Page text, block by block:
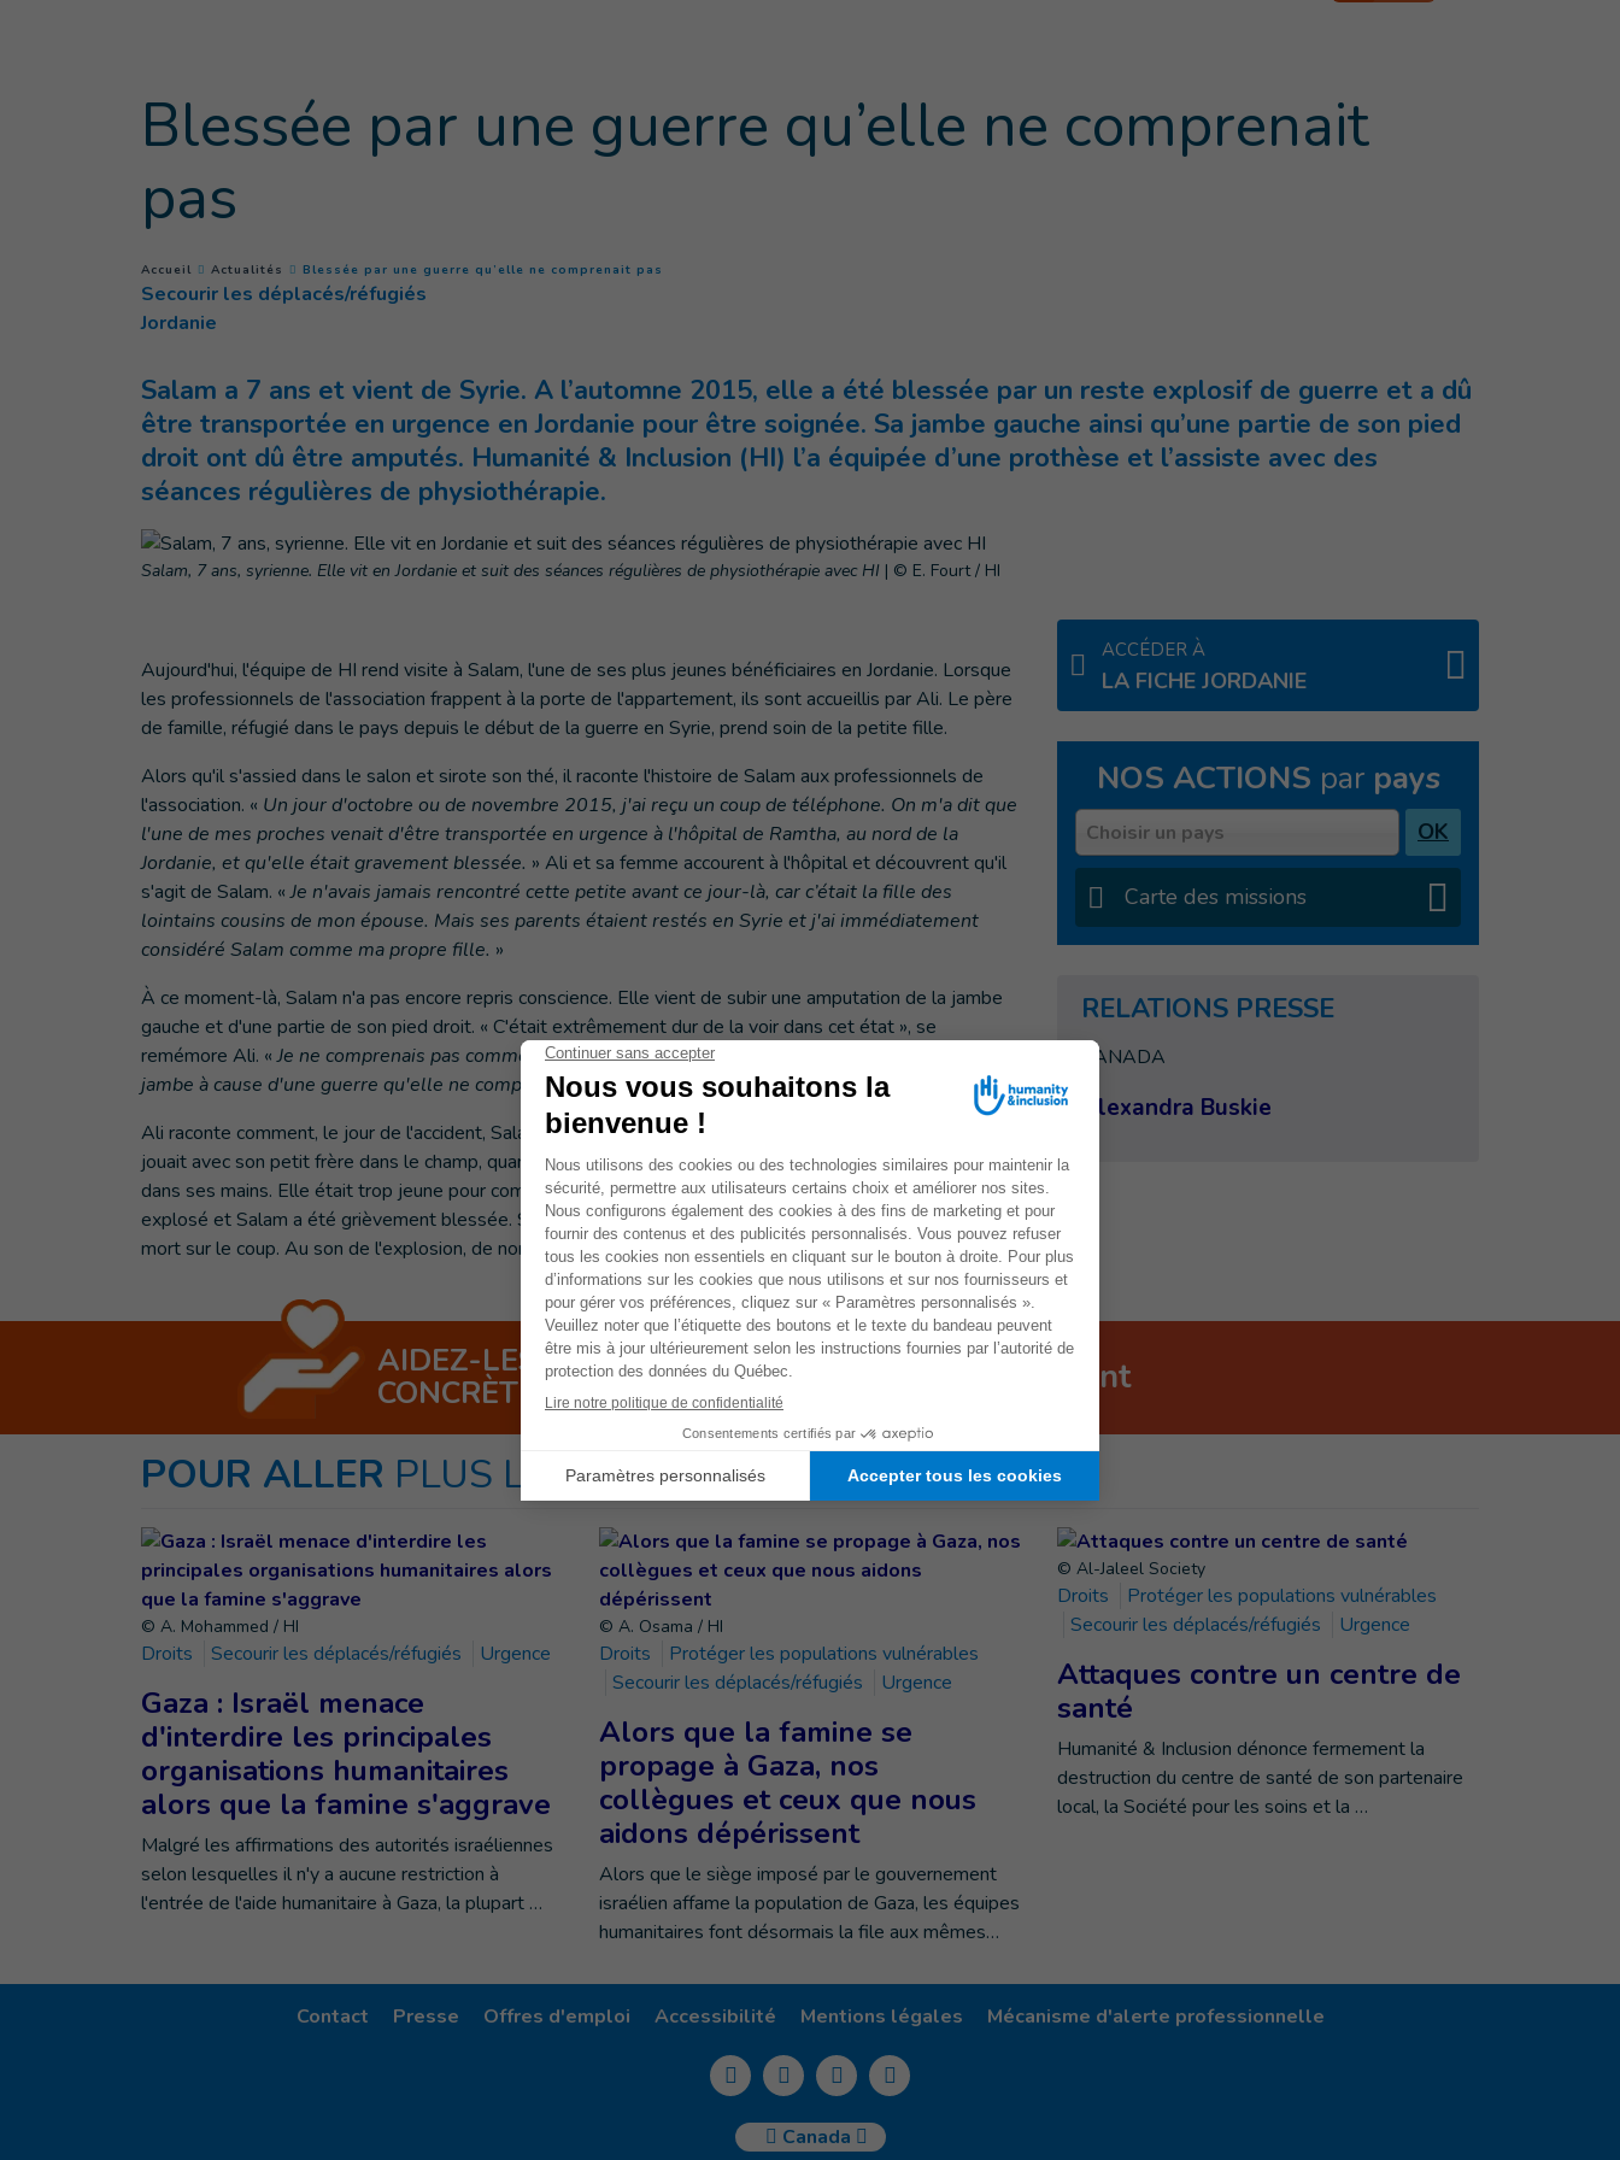
Blessée par une guerre qu’elle ne comprenait
pas
You are here :
Accueil Actualités Blessée par une guerre qu’elle ne comprenait pas
Secourir les déplacés/réfugiés
Jordanie
Salam a 7 ans et vient de Syrie. A l’automne 2015, elle a été blessée par un reste explosif de guerre et a dû
être transportée en urgence en Jordanie pour être soignée. Sa jambe gauche ainsi qu’une partie de son pied
droit ont dû être amputés. Humanité & Inclusion (HI) l’a équipée d’une prothèse et l’assiste avec des
séances régulières de physiothérapie.
Salam, 7 ans, syrienne. Elle vit en Jordanie et suit des séances régulières de physiothérapie avec HI | © E. Fourt / HI
Aujourd'hui, l'équipe de HI rend visite à Salam, l'une de ses plus jeunes bénéficiaires en Jordanie. Lorsque
les professionnels de l'association frappent à la porte de l'appartement, ils sont accueillis par Ali. Le père
de famille, réfugié dans le pays depuis le début de la guerre en Syrie, prend soin de la petite fille.
Alors qu'il s'assied dans le salon et sirote son thé, il raconte l'histoire de Salam aux professionnels de
l'association. « Un jour d'octobre ou de novembre 2015, j'ai reçu un coup de téléphone. On m'a dit que
l'une de mes proches venait d'être transportée en urgence à l'hôpital de Ramtha, au nord de la
Jordanie, et qu'elle était gravement blessée. » Ali et sa femme accourent à l'hôpital et découvrent qu'il
s'agit de Salam. «Je n'avais jamais rencontré cette petite avant ce jour-là, car c’était la fille des
lointains cousins de mon épouse. Mais ses parents étaient restés en Syrie et j'ai immédiatement
considéré Salam comme ma propre fille. »
À ce moment-là, Salam n'a pas encore repris conscience. Elle vient de subir une amputation de la jambe
gauche et d'une partie de son pied droit. « C'était extrêmement dur de la voir dans cet état », se
remémore Ali. «Je ne comprenais pas comment une enfant, si innocente, pouvait se retrouver sans
jambe à cause d'une guerre qu'elle ne comprenait pas... »
Ali raconte comment, le jour de l'accident, Salam était partie cueillir des olives avec ses parents. « Elle
jouait avec son petit frère dans le champ, quand elle a trouvé un reste explosif de guerre, qu'elle a pris
dans ses mains. Elle était trop jeune pour comprendre que cet objet métallique était dangereux. L'engin a
explosé et Salam a été grièvement blessée. Son petit frère a reçu un éclat d'obus dans le cœur, et il est
mort sur le coup. Au son de l'explosion, de nombreuses personnes sont accourues pour les secourir. »
ACCÉDER À
LA FICHE JORDANIE
NOS ACTIONS par pays
PaysChoisir un pays OK
Carte des missions
RELATIONS PRESSE
CANADA
Alexandra Buskie
AIDEZ-LES
CONCRÈTEMENT Faites un don dès maintenant
POUR ALLER PLUS LOIN
© A. Mohammed / HI
Droits Secourir les déplacés/réfugiés Urgence
Gaza : Israël menace
d'interdire les principales
organisations humanitaires
alors que la famine s'aggrave
Malgré les affirmations des autorités israéliennes
selon lesquelles il n'y a aucune restriction à
l'entrée de l'aide humanitaire à Gaza, la plupart …
© A. Osama / HI
Droits
Protéger les populations vulnérables
Secourir les déplacés/réfugiés
Urgence
Alors que la famine se
propage à Gaza, nos
collègues et ceux que nous
aidons dépérissent
Alors que le siège imposé par le gouvernement
israélien affame la population de Gaza, les équipes
humanitaires font désormais la file aux mêmes…
© Al-Jaleel Society
Droits
Protéger les populations vulnérables
Secourir les déplacés/réfugiés
Urgence
Attaques contre un centre de
santé
Humanité & Inclusion dénonce fermement la
destruction du centre de santé de son partenaire
local, la Société pour les soins et la …
Contact Presse Offres d'emploi Accessibilité Mentions légales Mécanisme d'alerte professionnelle
Canada